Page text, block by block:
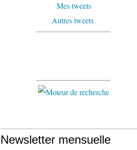
Mes tweets
Autres tweets
Newsletter mensuelle